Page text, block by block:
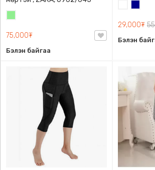
75,000₮
Бэлэн байгаа
29,000₮
Бэлэн